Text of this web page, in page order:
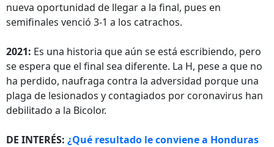
nueva oportunidad de llegar a la final, pues en
semifinales venció 3-1 a los catrachos.
2021: Es una historia que aún se está escribiendo, pero
se espera que el final sea diferente. La H, pese a que no
ha perdido, naufraga contra la adversidad porque una
plaga de lesionados y contagiados por coronavirus han
debilitado a la Bicolor.
DE INTERÉS: ¿Qué resultado le conviene a Honduras